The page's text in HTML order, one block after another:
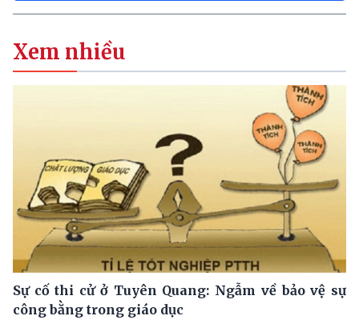
Xem nhiều
Sự cố thi cử ở Tuyên Quang: Ngẫm về bảo vệ sự
công bằng trong giáo dục